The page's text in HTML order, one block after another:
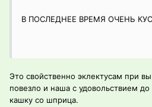
В ПОСЛЕДНЕЕ ВРЕМЯ ОЧЕНЬ
Это свойственно эклектусам при
повезло и наша с удовольствием
кашку со шприца.